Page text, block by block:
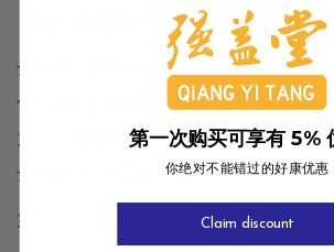
第四：增强身体免疫力
金银花中含有的某种物质能够很好的
化，这样就能够更好的增强白细胞的吞
力也会越来愈好。除此之外，现代医学
金银花水，对于多种癌症、肿瘤具有很好
第五：治疗泻痢、便血情况
第一次购买可享有 5%
你绝对不能错过的好康优惠
Claim discount